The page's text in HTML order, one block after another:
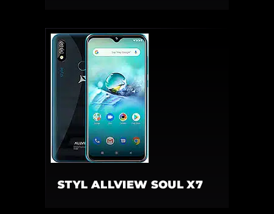
STYL ALLVIEW SOUL X7